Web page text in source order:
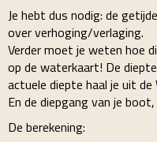
Je hebt dus nodig: de
over verhoging/verlaging.
Verder moet je weten hoe
op de waterkaart! De
actuele diepte haal je uit
En de diepgang van je
De berekening: